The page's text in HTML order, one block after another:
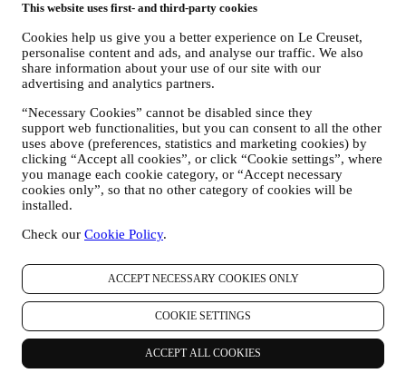
This website uses first- and third-party cookies
Cookies help us give you a better experience on Le Creuset,
personalise content and ads, and analyse our traffic. We also
share information about your use of our site with our
advertising and analytics partners.
“Necessary Cookies” cannot be disabled since they
support web functionalities, but you can consent to all the other
uses above (preferences, statistics and marketing cookies) by
clicking “Accept all cookies”, or click “Cookie settings”, where
you manage each cookie category, or “Accept necessary
cookies only”, so that no other category of cookies will be
installed.
Check our Cookie Policy.
ACCEPT NECESSARY COOKIES ONLY
COOKIE SETTINGS
ACCEPT ALL COOKIES
consumentendatabase van Le Creuset Group, die als
gegevensbeheerder wordt beheerd door Le Creuset Group AG, met
het kantoor in Hofstrasse 1A,Neuhofstrasse 4 , Baar, Zugo, 6340
Zwitserland (die Le Creuset SL, BTW-nummer B62153630, met
kantoor in Paseo de Gracia 9, 2º, 08007 Barcelona, Spanje, heeft
aangesteld als vertegenwoordiger in de EU), op basis van een
overeenkomst tot gezamenlijke zeggenschap die in wezen voorziet
in (a) Le Creuset Group AG die verantwoordelijk is voor de
algemene strategie met betrekking tot marketing en
gepersonaliseerde klantervaring; (b) lokale Le Creuset-entiteiten die
profiteren van deze strategie en deze uitvoeren, alsmede
onafhankelijk marketingcommunicatie/initiatieven ontwikkelen op
lokaal niveau (binnen een bepaald land); (c) beide gezamenlijk
rechten af te handelen.
Wij kunnen uw gegevens verwerken voor de volgende doeleinden:
VOOR ONZE WETTELIJKE VERPLICHTINGEN
Mogelijk moeten we bepaalde gegevens over u verwerken om
te voldoen aan onze wettelijke verplichtingen en andere
verplichtingen die voortvloeien uit instructies van de overheid.
OM EEN LE CREUSET-ACCOUNT AAN TE MAKEN